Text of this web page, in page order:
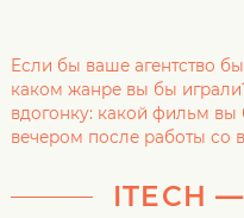
Если бы ваше агентство
каком жанре вы бы
вдогонку: какой фильм
вечером после работы со
ITECH